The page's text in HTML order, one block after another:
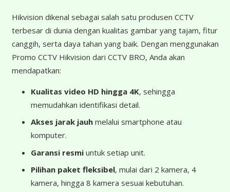
Hikvision dikenal sebagai salah satu produsen CCTV
terbesar di dunia dengan kualitas gambar yang tajam, fitur
canggih, serta daya tahan yang baik. Dengan menggunakan
Promo CCTV Hikvision dari CCTV BRO, Anda akan
mendapatkan:
Kualitas video HD hingga 4K, sehingga
memudahkan identifikasi detail.
Akses jarak jauh melalui smartphone atau
komputer.
Garansi resmi untuk setiap unit.
Pilihan paket fleksibel, mulai dari 2 kamera, 4
kamera, hingga 8 kamera sesuai kebutuhan.